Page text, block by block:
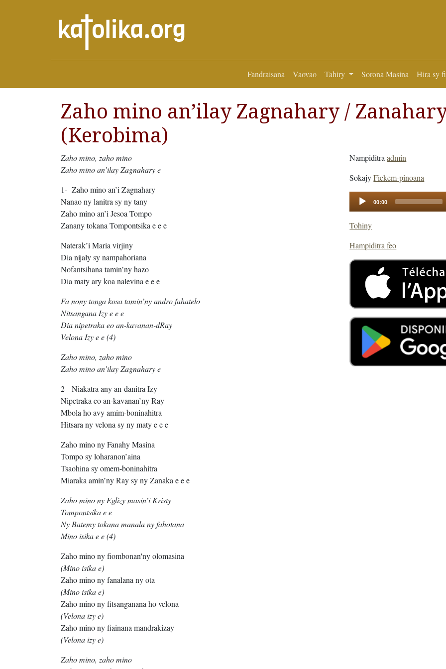
Fandraisana Vaovao Tahiry Sorona Masina Hira sy
Zaho mino an’ilay Zagnahary /
(Kerobima)
Zaho mino, zaho mino
Zaho mino an’ilay Zagnahary e
1- Zaho mino an’i Zagnahary
Nanao ny lanitra sy ny tany
Zaho mino an’i Jesoa Tompo
Zanany tokana Tompontsika e e e
Naterak’i Maria virjiny
Dia nijaly sy nampahoriana
Nofantsihana tamin’ny hazo
Dia maty ary koa nalevina e e e
Fa nony tonga kosa tamin’ny andro fahatelo
Nitsangana Izy e e e
Dia nipetraka eo an-kavanan-dRay
Velona Izy e e (4)
Zaho mino, zaho mino
Zaho mino an’ilay Zagnahary e
2- Niakatra any an-danitra Izy
Nipetraka eo an-kavanan’ny Ray
Mbola ho avy amim-boninahitra
Hitsara ny velona sy ny maty e e e
Zaho mino ny Fanahy Masina
Tompo sy loharanon’aina
Tsaohina sy omem-boninahitra
Miaraka amin’ny Ray sy ny Zanaka e e e
Zaho mino ny Eglizy masin’i Kristy
Tompontsika e e
Ny Batemy tokana manala ny fahotana
Mino isika e e (4)
Zaho mino ny fiombonan'ny olomasina
(Mino isika e)
Zaho mino ny fanalana ny ota
(Mino isika e)
Zaho mino ny fitsanganana ho velona
(Velona izy e)
Zaho mino ny fiainana mandrakizay
(Velona izy e)
Zaho mino, zaho mino
Nampiditraadmin
SokajyFiekem-pinoana
Audio
Player
00:00
Tohiny
Hampiditra feo